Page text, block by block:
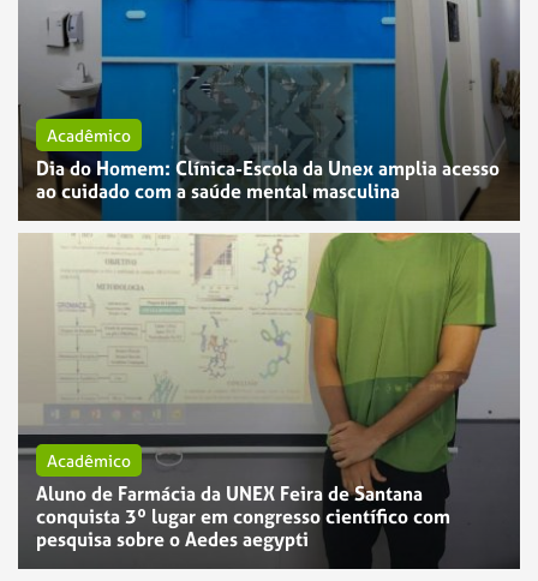
Acadêmico
Dia do Homem: Clínica-Escola da Unex amplia acesso
ao cuidado com a saúde mental masculina
Acadêmico
Aluno de Farmácia da UNEX Feira de Santana
conquista 3º lugar em congresso científico com
pesquisa sobre o Aedes aegypti